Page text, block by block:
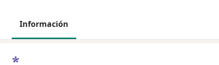
Información